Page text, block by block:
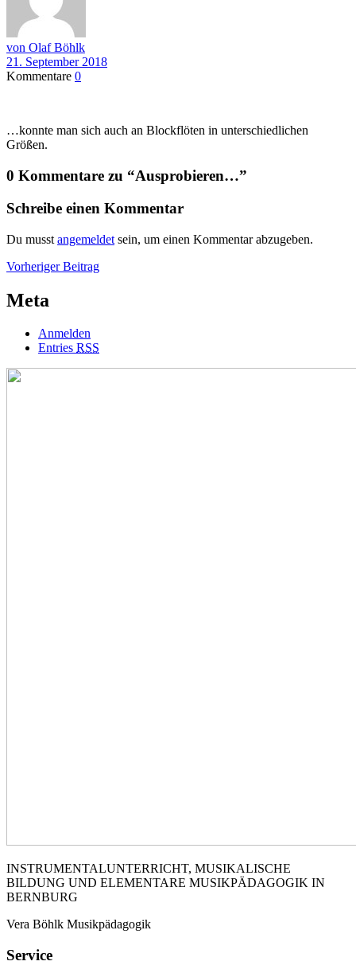
von Olaf Böhlk
21. September 2018
Kommentare 0
…konnte man sich auch an Blockflöten in unterschiedlichen
Größen.
0 Kommentare zu “Ausprobieren…”
Schreibe einen Kommentar
Du musst angemeldet sein, um einen Kommentar abzugeben.
Beitragsnavigation
Vorheriger BeitragVorheriger
Meta
Anmelden
Entries RSS
INSTRUMENTALUNTERRICHT, MUSIKALISCHE
BILDUNG UND ELEMENTARE MUSIKPÄDAGOGIK IN
BERNBURG
Vera Böhlk Musikpädagogik
Service